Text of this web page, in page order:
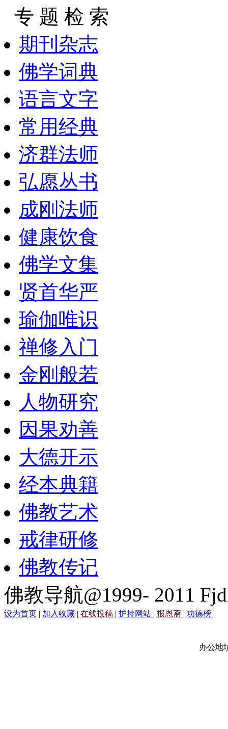
专 题 检 索
期刊杂志
佛学词典
语言文字
常用经典
济群法师
弘愿丛书
成刚法师
健康饮食
佛学文集
贤首华严
瑜伽唯识
禅修入门
金刚般若
人物研究
因果劝善
大德开示
经本典籍
佛教艺术
戒律研修
佛教传记
佛教导航@1999- 2011
设为首页 | 加入收藏 | 在线投稿 | 护持网站 | 报恩斋 | 功德榜|
办公地